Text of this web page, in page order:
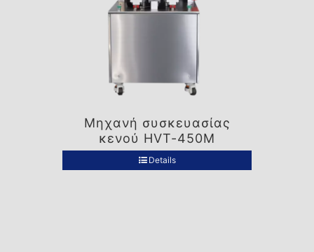
Μηχανή συσκευασίας
κενού HVT-450M
Details